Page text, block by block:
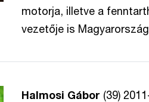
motorja, illetve a
vezetője is
Halmosi Gábor (39)